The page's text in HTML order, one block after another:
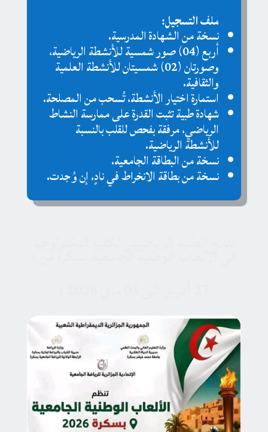
ملف التسجيل:
نسخة من الشهادة المدرسية.
أربع (04) صور شمسية للأنشطة الرياضية،
وصورتان (02) شمسيتان للأنشطة العلمية
والثقافية.
استمارة اختيار الأنشطة، تُسحب من المصلحة.
شهادة طبية تثبت القدرة على ممارسة النشاط
الرياضي، مرفقة بفحص للقلب بالنسبة
للأنشطة الرياضية.
نسخة من البطاقة الجامعية.
نسخة من بطاقة الانخراط في نادٍ، إن وُجدت.